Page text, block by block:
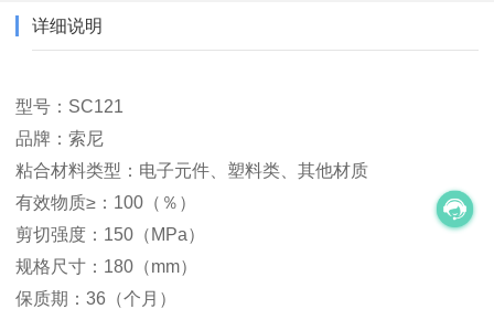
详细说明
型号：SC121
品牌：索尼
粘合材料类型：电子元件、塑料类、其他材质
有效物质≥：100（％）
剪切强度：150（MPa）
规格尺寸：180（mm）
保质期：36（个月）